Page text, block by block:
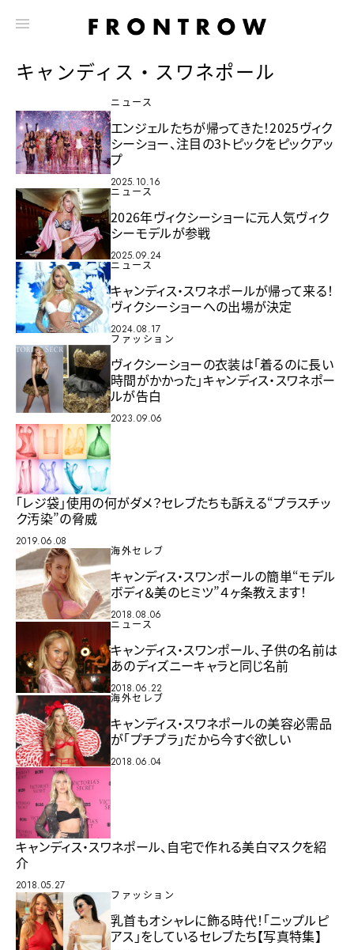
キャンディス・スワネポール
ニュース
エンジェルたちが帰ってきた！2025ヴィク
シーショー、注目の3トピックをピックアッ
プ
2025.10.16
ニュース
2026年ヴィクシーショーに元人気ヴィク
シーモデルが参戦
2025.09.24
ニュース
キャンディス・スワネポールが帰って来る！
ヴィクシーショーへの出場が決定
2024.08.17
ファッション
ヴィクシーショーの衣装は「着るのに長い
時間がかかった」キャンディス・スワネポー
ルが告白
2023.09.06
「レジ袋」使用の何がダメ？セレブたちも訴える“プラスチッ
ク汚染”の脅威
2019.06.08
海外セレブ
キャンディス・スワンポールの簡単“モデル
ボディ＆美のヒミツ”４ヶ条教えます！
2018.08.06
ニュース
キャンディス・スワンポール、子供の名前は
あのディズニーキャラと同じ名前
2018.06.22
海外セレブ
キャンディス・スワネポールの美容必需品
が「プチプラ」だから今すぐ欲しい
2018.06.04
キャンディス・スワネポール、自宅で作れる美白マスクを紹
介
2018.05.27
ファッション
乳首もオシャレに飾る時代！「ニップルピ
アス」をしているセレブたち【写真特集】